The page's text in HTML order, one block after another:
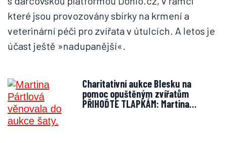
které jsou provozovány sbírky na krmení a
veterinární péči pro zvířata v útulcích. A letos je
účast ještě »nadupanější«.
Charitativní aukce Blesku na
pomoc opuštěným zvířatům
PŘIHOĎTE TLAPKÁM: Martina…